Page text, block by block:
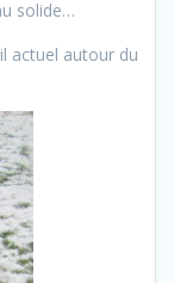
solide…
actuel autour du